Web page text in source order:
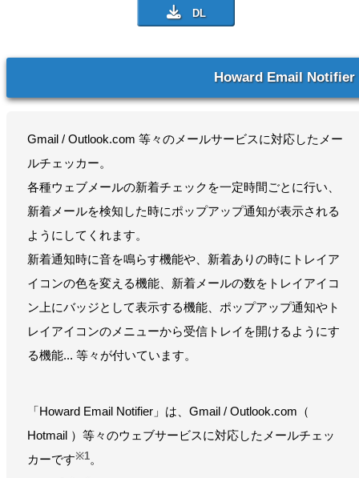
Howard Email Notifier
Gmail / Outlook.com 等々のメールサービスに対応したメー
ルチェッカー。
各種ウェブメールの新着チェックを一定時間ごとに行い、
新着メールを検知した時にポップアップ通知が表示される
ようにしてくれます。
新着通知時に音を鳴らす機能や、新着ありの時にトレイア
イコンの色を変える機能、新着メールの数をトレイアイコ
ン上にバッジとして表示する機能、ポップアップ通知やト
レイアイコンのメニューから受信トレイを開けるようにす
る機能... 等々が付いています。
「Howard Email Notifier」は、Gmail / Outlook.com（
Hotmail ）等々のウェブサービスに対応したメールチェッ
カーです※1。